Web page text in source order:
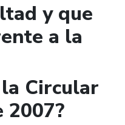
y que
a la
Circular
2007?